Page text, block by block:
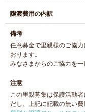
譲渡費用の内訳
備考
任意募金で里親様のご協
おります。
みなさまからのご協力を一
注意
この里親募集は保護活動
だし、上記に記載の無い